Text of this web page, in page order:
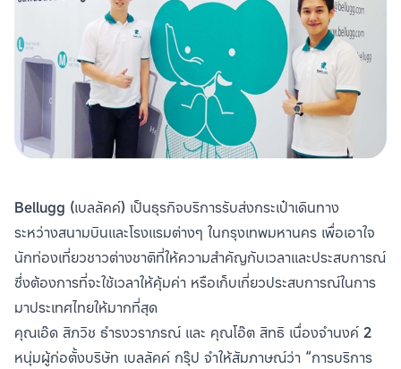
Bellugg (เบลลัคค์) เป็นธุรกิจบริการรับส่งกระเป๋าเดินทาง
ระหว่างสนามบินและโรงแรมต่างๆ ในกรุงเทพมหานคร เพื่อเอาใจ
นักท่องเที่ยวชาวต่างชาติที่ให้ความสำคัญกับเวลาและประสบการณ์
ซึ่งต้องการที่จะใช้เวลาให้คุ้มค่า หรือเก็บเกี่ยวประสบการณ์ในการ
มาประเทศไทยให้มากที่สุด
คุณเอ๊ด สิภวิช ธำรงวราภรณ์ และ คุณโอ๊ต สิทธิ เนื่องจำนงค์ 2
หนุ่มผู้ก่อตั้งบริษัท เบลลัคค์ กรุ๊ป จำให้สัมภาษณ์ว่า “การบริการ